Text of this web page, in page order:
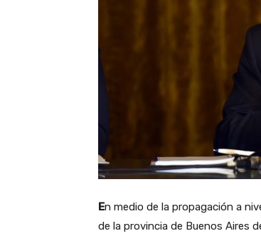
En medio de la propagación a
de la provincia de Buenos Aires